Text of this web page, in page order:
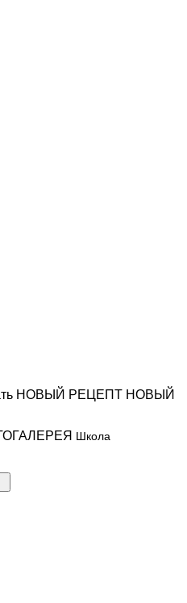
НОВЫЙ РЕЦЕПТ НОВЫЙ
Школа